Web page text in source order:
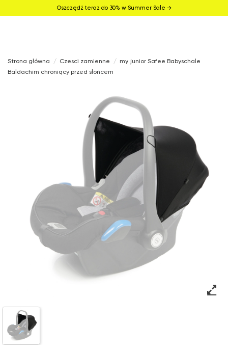
Oszczędź teraz do 30% w Summer Sale →
Strona główna Czesci zamienne
my junior Safee Babyschale
Baldachim chroniący przed słońcem